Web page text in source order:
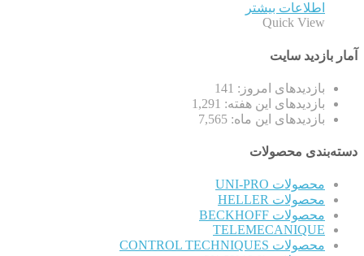
اطلاعات بیشتر
Quick View
آمار بازدید سایت
بازدیدهای امروز: 141
بازدیدهای این هفته: 1,291
بازدیدهای این ماه: 7,565
دسته‌بندی محصولات
محصولات UNI-PRO
محصولات HELLER
محصولات BECKHOFF
TELEMECANIQUE
محصولات CONTROL TECHNIQUES